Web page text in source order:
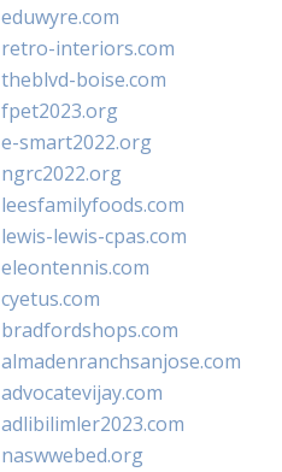
eduwyre.com
retro-interiors.com
theblvd-boise.com
fpet2023.org
e-smart2022.org
ngrc2022.org
leesfamilyfoods.com
lewis-lewis-cpas.com
eleontennis.com
cyetus.com
bradfordshops.com
almadenranchsanjose.com
advocatevijay.com
adlibilimler2023.com
naswwebed.org